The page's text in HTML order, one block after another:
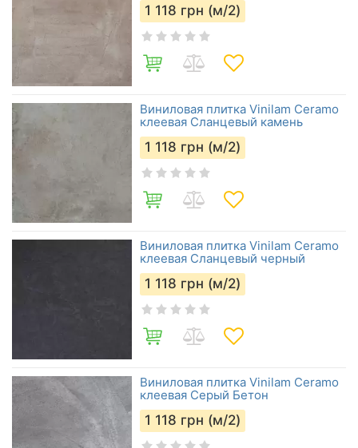
1 118 грн (м/2)
Виниловая плитка Vinilam Ceramo
клеевая Сланцевый камень
1 118 грн (м/2)
Виниловая плитка Vinilam Ceramo
клеевая Сланцевый черный
1 118 грн (м/2)
Виниловая плитка Vinilam Ceramo
клеевая Серый Бетон
1 118 грн (м/2)